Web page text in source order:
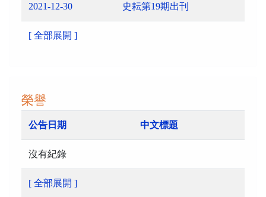
2021-12-30 史耘第19期出刊
[ 全部展開 ]
榮譽
公告日期 中文標題
沒有紀錄
[ 全部展開 ]